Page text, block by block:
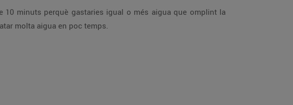
carxofa de la dutxa per una d'"eco" i evitant malbaratar molta aigua en poc temps.